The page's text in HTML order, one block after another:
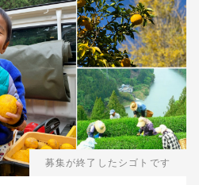
募集が終了したシゴトです